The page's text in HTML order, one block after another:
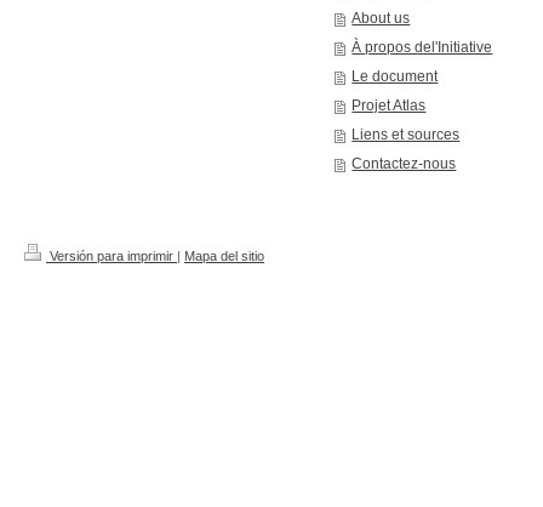
About us
À propos del'Initiative
Le document
Projet Atlas
Liens et sources
Contactez-nous
Versión para imprimir | Mapa del sitio